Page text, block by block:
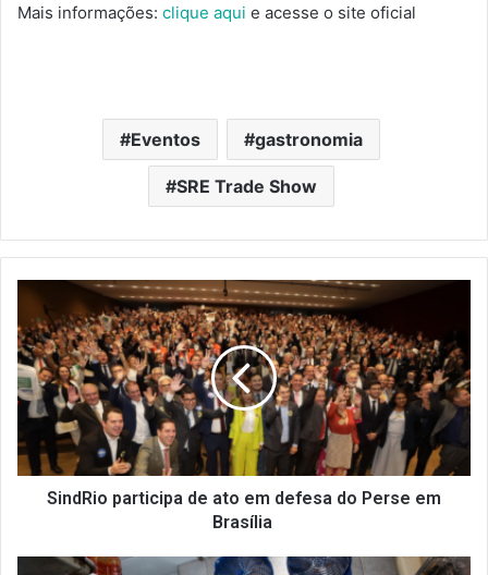
Mais informações: clique aqui e acesse o site oficial
Eventos gastronomia
SRE Trade Show
SindRio
participa
de
ato
em
defesa
Perse
em
BrasíliaSindRio participa de ato em defesa do Perse em
Brasília